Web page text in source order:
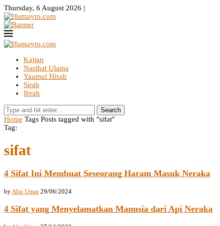
Thursday, 6 August 2026 |
Kajian
Nasihat Ulama
Yaumul Hisab
Sirah
Ibrah
Search
Home Tags Posts tagged with "sifat"
Tag:
sifat
4 Sifat Ini Membuat Seseorang Haram Masuk Neraka
by Abu Umar 29/06/2024
4 Sifat yang Menyelamatkan Manusia dari Api Neraka